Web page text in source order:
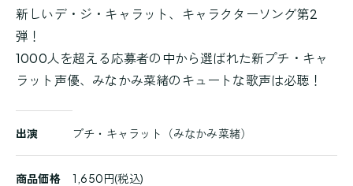
新しいデ・ジ・キャラット、キャラクターソング第2
弾！
1000人を超える応募者の中から選ばれた新プチ・キャ
ラット声優、みなかみ菜緒のキュートな歌声は必聴！
品
詳
細
出演 プチ・キャラット（みなかみ菜緒）
商品価格 1,650円(税込)